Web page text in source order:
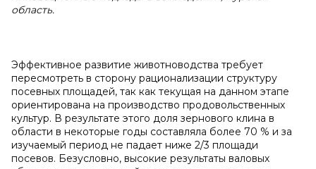
область.
Эффективное развитие животноводства требует
пересмотреть в сторону рационализации структуру
посевных площадей, так как текущая на данном этапе
ориентирована на производство продовольственных
культур. В результате этого доля зернового клина в
области в некоторые годы составляла более 70 % и за
изучаемый период не падает ниже 2/3 площади
посевов. Безусловно, высокие результаты валовых